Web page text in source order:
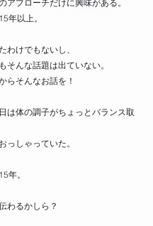
アプローチだけに興味がある。
年以上。
わけでもないし、
そんな話題は出ていない。
らそんなお話を！
は体の調子がちょっとバランス取
っしゃっていた。
年。
わるかしら？